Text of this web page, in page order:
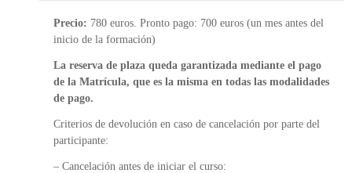
Precio: 780 euros. Pronto pago: 700 euros (un mes antes del
inicio de la formación)
La reserva de plaza queda garantizada mediante el pago
de la Matrícula, que es la misma en todas las modalidades
de pago.
Criterios de devolución en caso de cancelación por parte del
participante:
– Cancelación antes de iniciar el curso: